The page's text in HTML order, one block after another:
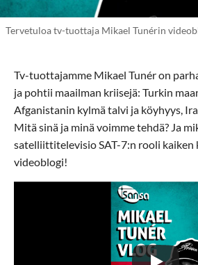
Tervetuloa tv-tuottaja Mikael Tunérin
Tv-tuottajamme Mikael Tunér on
ja pohtii maailman kriisejä: Turkin
Afganistanin kylmä talvi ja köyhyys,
Mitä sinä ja minä voimme tehdä? Ja
satelliittitelevisio SAT-7:n rooli kaiken
videoblogi!